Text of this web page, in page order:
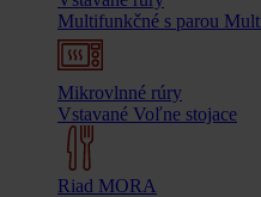
Multifunkčné s parou
Mikrovlnné rúry
Vstavané Voľne stojace
Riad MORA